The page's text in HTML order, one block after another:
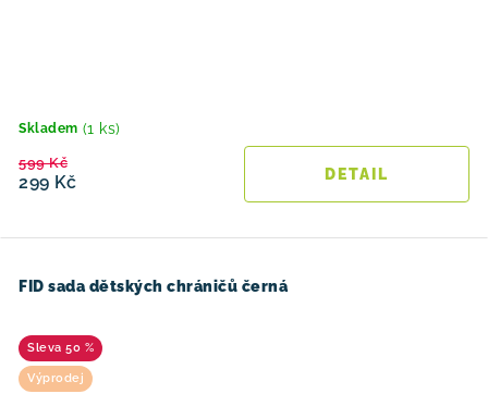
Skladem (1 ks)
299 Kč
599 Kč
FID sada dětských chráničů černá
50 %
Výprodej